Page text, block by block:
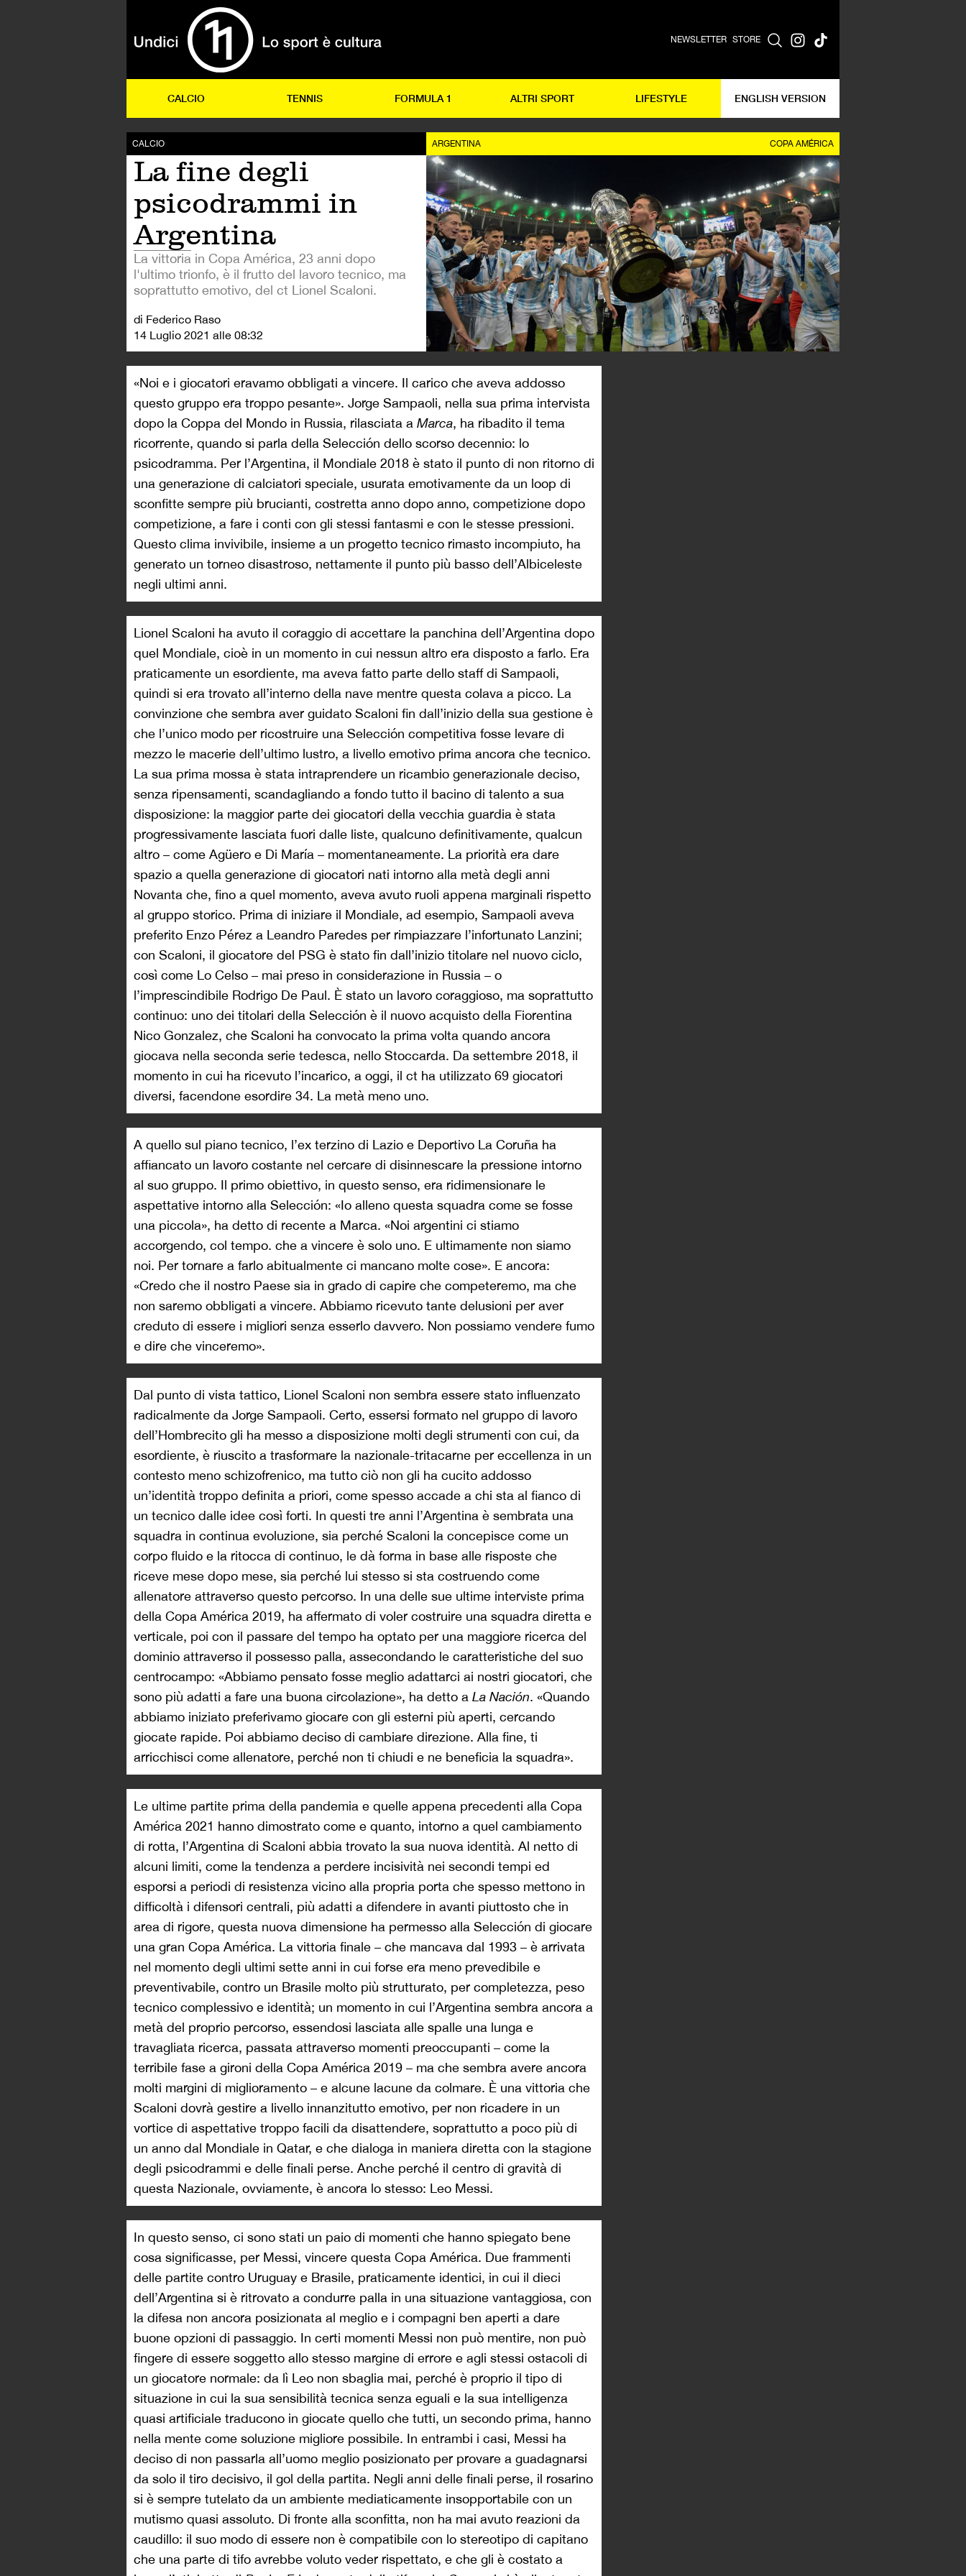
NEWSLETTER STORE
CALCIO TENNIS FORMULA 1 ALTRI SPORT LIFESTYLE ENGLISH VERSION
CALCIO
La fine degli
psicodrammi in
Argentina
La vittoria in Copa América, 23 anni dopo
l'ultimo trionfo, è il frutto del lavoro tecnico, ma
soprattutto emotivo, del ct Lionel Scaloni.
di Federico Raso
14 Luglio 2021 alle 08:32
ARGENTINA COPA AMÉRICA
«Noi e i giocatori eravamo obbligati a vincere. Il carico che aveva addosso
questo gruppo era troppo pesante». Jorge Sampaoli, nella sua prima intervista
dopo la Coppa del Mondo in Russia, rilasciata a Marca, ha ribadito il tema
ricorrente, quando si parla della Selección dello scorso decennio: lo
psicodramma. Per l’Argentina, il Mondiale 2018 è stato il punto di non ritorno di
una generazione di calciatori speciale, usurata emotivamente da un loop di
sconfitte sempre più brucianti, costretta anno dopo anno, competizione dopo
competizione, a fare i conti con gli stessi fantasmi e con le stesse pressioni.
Questo clima invivibile, insieme a un progetto tecnico rimasto incompiuto, ha
generato un torneo disastroso, nettamente il punto più basso dell’Albiceleste
negli ultimi anni.
Lionel Scaloni ha avuto il coraggio di accettare la panchina dell’Argentina dopo
quel Mondiale, cioè in un momento in cui nessun altro era disposto a farlo. Era
praticamente un esordiente, ma aveva fatto parte dello staff di Sampaoli,
quindi si era trovato all’interno della nave mentre questa colava a picco. La
convinzione che sembra aver guidato Scaloni fin dall’inizio della sua gestione è
che l’unico modo per ricostruire una Selección competitiva fosse levare di
mezzo le macerie dell’ultimo lustro, a livello emotivo prima ancora che tecnico.
La sua prima mossa è stata intraprendere un ricambio generazionale deciso,
senza ripensamenti, scandagliando a fondo tutto il bacino di talento a sua
disposizione: la maggior parte dei giocatori della vecchia guardia è stata
progressivamente lasciata fuori dalle liste, qualcuno definitivamente, qualcun
altro – come Agüero e Di María – momentaneamente. La priorità era dare
spazio a quella generazione di giocatori nati intorno alla metà degli anni
Novanta che, fino a quel momento, aveva avuto ruoli appena marginali rispetto
al gruppo storico. Prima di iniziare il Mondiale, ad esempio, Sampaoli aveva
preferito Enzo Pérez a Leandro Paredes per rimpiazzare l’infortunato Lanzini;
con Scaloni, il giocatore del PSG è stato fin dall’inizio titolare nel nuovo ciclo,
così come Lo Celso – mai preso in considerazione in Russia – o
l’imprescindibile Rodrigo De Paul. È stato un lavoro coraggioso, ma soprattutto
continuo: uno dei titolari della Selección è il nuovo acquisto della Fiorentina
Nico Gonzalez, che Scaloni ha convocato la prima volta quando ancora
giocava nella seconda serie tedesca, nello Stoccarda. Da settembre 2018, il
momento in cui ha ricevuto l’incarico, a oggi, il ct ha utilizzato 69 giocatori
diversi, facendone esordire 34. La metà meno uno.
A quello sul piano tecnico, l’ex terzino di Lazio e Deportivo La Coruña ha
affiancato un lavoro costante nel cercare di disinnescare la pressione intorno
al suo gruppo. Il primo obiettivo, in questo senso, era ridimensionare le
aspettative intorno alla Selección: «Io alleno questa squadra come se fosse
una piccola», ha detto di recente a Marca. «Noi argentini ci stiamo
accorgendo, col tempo. che a vincere è solo uno. E ultimamente non siamo
noi. Per tornare a farlo abitualmente ci mancano molte cose». E ancora:
«Credo che il nostro Paese sia in grado di capire che competeremo, ma che
non saremo obbligati a vincere. Abbiamo ricevuto tante delusioni per aver
creduto di essere i migliori senza esserlo davvero. Non possiamo vendere fumo
e dire che vinceremo».
Dal punto di vista tattico, Lionel Scaloni non sembra essere stato influenzato
radicalmente da Jorge Sampaoli. Certo, essersi formato nel gruppo di lavoro
dell’Hombrecito gli ha messo a disposizione molti degli strumenti con cui, da
esordiente, è riuscito a trasformare la nazionale-tritacarne per eccellenza in un
contesto meno schizofrenico, ma tutto ciò non gli ha cucito addosso
un’identità troppo definita a priori, come spesso accade a chi sta al fianco di
un tecnico dalle idee così forti. In questi tre anni l’Argentina è sembrata una
squadra in continua evoluzione, sia perché Scaloni la concepisce come un
corpo fluido e la ritocca di continuo, le dà forma in base alle risposte che
riceve mese dopo mese, sia perché lui stesso si sta costruendo come
allenatore attraverso questo percorso. In una delle sue ultime interviste prima
della Copa América 2019, ha affermato di voler costruire una squadra diretta e
verticale, poi con il passare del tempo ha optato per una maggiore ricerca del
dominio attraverso il possesso palla, assecondando le caratteristiche del suo
centrocampo: «Abbiamo pensato fosse meglio adattarci ai nostri giocatori, che
sono più adatti a fare una buona circolazione», ha detto a La Nación. «Quando
abbiamo iniziato preferivamo giocare con gli esterni più aperti, cercando
giocate rapide. Poi abbiamo deciso di cambiare direzione. Alla fine, ti
arricchisci come allenatore, perché non ti chiudi e ne beneficia la squadra».
Le ultime partite prima della pandemia e quelle appena precedenti alla Copa
América 2021 hanno dimostrato come e quanto, intorno a quel cambiamento
di rotta, l’Argentina di Scaloni abbia trovato la sua nuova identità. Al netto di
alcuni limiti, come la tendenza a perdere incisività nei secondi tempi ed
esporsi a periodi di resistenza vicino alla propria porta che spesso mettono in
difficoltà i difensori centrali, più adatti a difendere in avanti piuttosto che in
area di rigore, questa nuova dimensione ha permesso alla Selección di giocare
una gran Copa América. La vittoria finale – che mancava dal 1993 – è arrivata
nel momento degli ultimi sette anni in cui forse era meno prevedibile e
preventivabile, contro un Brasile molto più strutturato, per completezza, peso
tecnico complessivo e identità; un momento in cui l’Argentina sembra ancora a
metà del proprio percorso, essendosi lasciata alle spalle una lunga e
travagliata ricerca, passata attraverso momenti preoccupanti – come la
terribile fase a gironi della Copa América 2019 – ma che sembra avere ancora
molti margini di miglioramento – e alcune lacune da colmare. È una vittoria che
Scaloni dovrà gestire a livello innanzitutto emotivo, per non ricadere in un
vortice di aspettative troppo facili da disattendere, soprattutto a poco più di
un anno dal Mondiale in Qatar, e che dialoga in maniera diretta con la stagione
degli psicodrammi e delle finali perse. Anche perché il centro di gravità di
questa Nazionale, ovviamente, è ancora lo stesso: Leo Messi.
In questo senso, ci sono stati un paio di momenti che hanno spiegato bene
cosa significasse, per Messi, vincere questa Copa América. Due frammenti
delle partite contro Uruguay e Brasile, praticamente identici, in cui il dieci
dell’Argentina si è ritrovato a condurre palla in una situazione vantaggiosa, con
la difesa non ancora posizionata al meglio e i compagni ben aperti a dare
buone opzioni di passaggio. In certi momenti Messi non può mentire, non può
fingere di essere soggetto allo stesso margine di errore e agli stessi ostacoli di
un giocatore normale: da lì Leo non sbaglia mai, perché è proprio il tipo di
situazione in cui la sua sensibilità tecnica senza eguali e la sua intelligenza
quasi artificiale traducono in giocate quello che tutti, un secondo prima, hanno
nella mente come soluzione migliore possibile. In entrambi i casi, Messi ha
deciso di non passarla all’uomo meglio posizionato per provare a guadagnarsi
da solo il tiro decisivo, il gol della partita. Negli anni delle finali perse, il rosarino
si è sempre tutelato da un ambiente mediaticamente insopportabile con un
mutismo quasi assoluto. Di fronte alla sconfitta, non ha mai avuto reazioni da
caudillo: il suo modo di essere non è compatibile con lo stereotipo di capitano
che una parte di tifo avrebbe voluto veder rispettato, e che gli è costato a